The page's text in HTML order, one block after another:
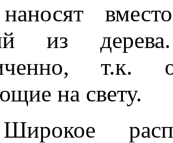
из
т.к.
на свету.